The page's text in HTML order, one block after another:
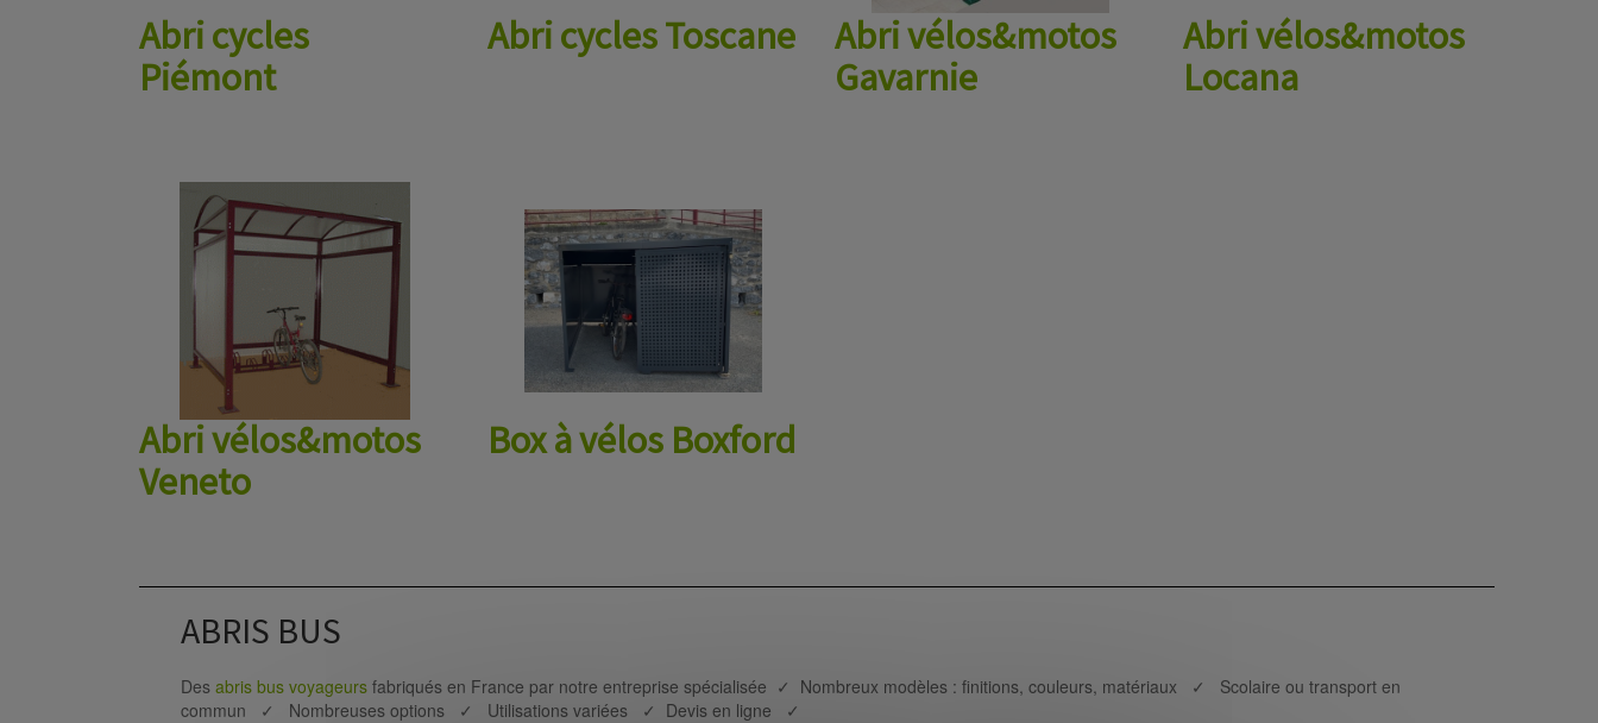
Abri cycles
Piémont
Abri cycles Toscane
Abri vélos&motos
Gavarnie
Abri vélos&motos
Locana
Abri vélos&motos
Veneto
Box à vélos Boxford
ABRIS BUS
Des abris bus voyageurs fabriqués en France par notre entreprise spécialisée ✓ Nombreux modèles : finitions, couleurs, matériaux ✓ Scolaire ou transport en
commun ✓ Nombreuses options ✓ Utilisations variées ✓ Devis en ligne ✓